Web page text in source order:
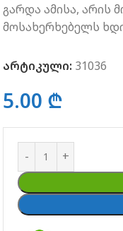
გარდა ამისა, არის
მოსახერხებელს
არტიკული: 31036
5.00 ₾